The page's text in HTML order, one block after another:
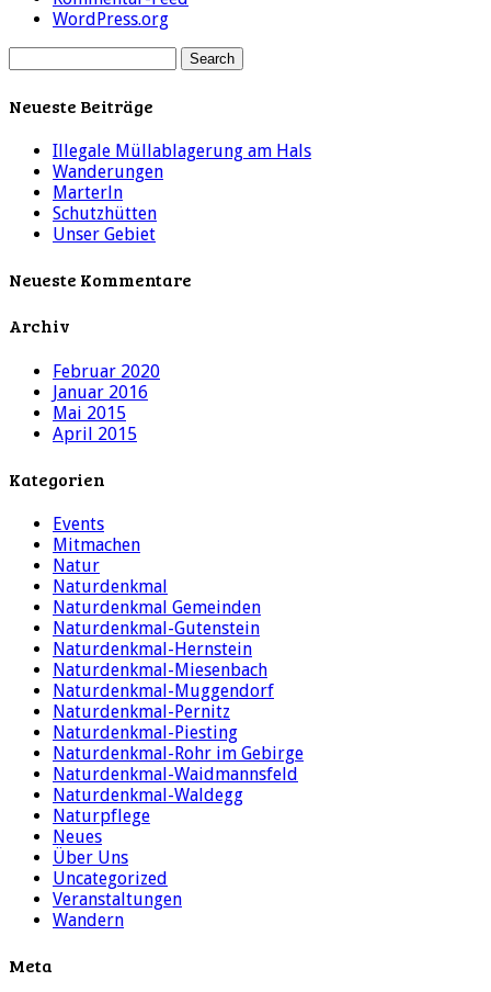
WordPress.org
Neueste Beiträge
Illegale Müllablagerung am Hals
Wanderungen
Marterln
Schutzhütten
Unser Gebiet
Neueste Kommentare
Archiv
Februar 2020
Januar 2016
Mai 2015
April 2015
Kategorien
Events
Mitmachen
Natur
Naturdenkmal
Naturdenkmal Gemeinden
Naturdenkmal-Gutenstein
Naturdenkmal-Hernstein
Naturdenkmal-Miesenbach
Naturdenkmal-Muggendorf
Naturdenkmal-Pernitz
Naturdenkmal-Piesting
Naturdenkmal-Rohr im Gebirge
Naturdenkmal-Waidmannsfeld
Naturdenkmal-Waldegg
Naturpflege
Neues
Über Uns
Uncategorized
Veranstaltungen
Wandern
Meta